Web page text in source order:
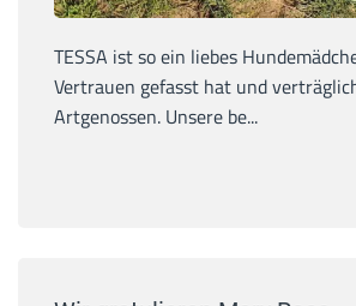
TESSA ist so ein liebes
Vertrauen gefasst hat und
Artgenossen. Unsere be...